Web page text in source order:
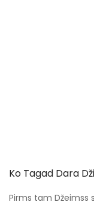
Ko Tagad Dara
Pirms tam Džeimss